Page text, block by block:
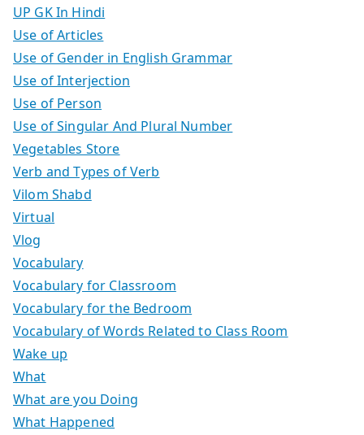
UP GK In Hindi
Use of Articles
Use of Gender in English Grammar
Use of Interjection
Use of Person
Use of Singular And Plural Number
Vegetables Store
Verb and Types of Verb
Vilom Shabd
Virtual
Vlog
Vocabulary
Vocabulary for Classroom
Vocabulary for the Bedroom
Vocabulary of Words Related to Class Room
Wake up
What
What are you Doing
What Happened